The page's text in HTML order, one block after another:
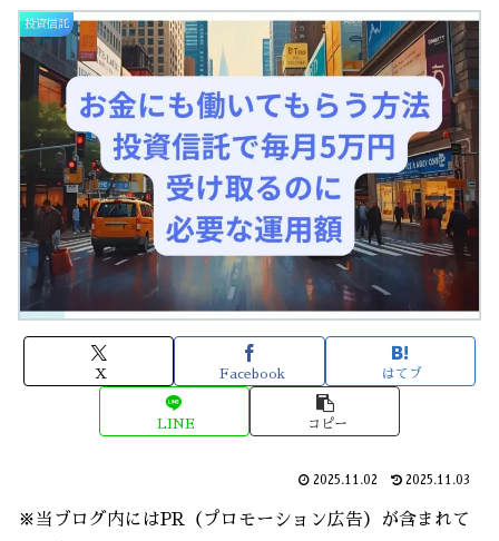
投資信託
X Facebook はてブ
LINE コピー
2025.11.02 2025.11.03
※当ブログ内にはPR（プロモーション広告）が含まれて